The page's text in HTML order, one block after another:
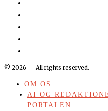
© 2026 — All rights reserved.
OM OS
AI OG
PORTALEN